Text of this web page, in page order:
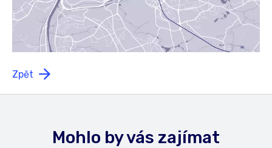
Zpět
Mohlo by vás zajímat